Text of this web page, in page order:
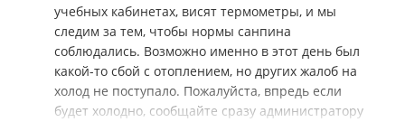
учебных кабинетах, висят термометры, и мы
следим за тем, чтобы нормы санпина
соблюдались. Возможно именно в этот день был
какой-то сбой с отоплением, но других жалоб на
холод не поступало. Пожалуйста, впредь если
будет холодно, сообщайте сразу администратору